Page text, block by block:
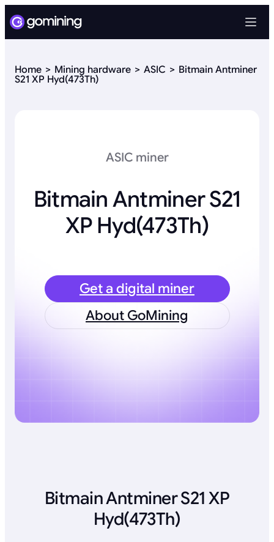
Home Mining hardware ASIC
Bitmain Antminer
S21 XP Hyd(473Th)
ASIC miner
Bitmain Antminer S21
XP Hyd(473Th)
Get a digital miner
About GoMining
Bitmain Antminer S21 XP
Hyd(473Th)